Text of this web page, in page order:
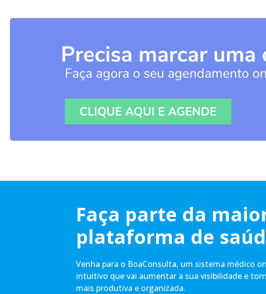
Faça parte da
plataforma de
Venha para o BoaConsulta, um sistema médico
intuitivo que vai aumentar a sua visibilidade e
mais produtiva e organizada.